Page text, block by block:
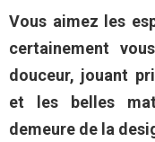
Vous aimez les
certainement
douceur, jouant
et les belles
demeure de la